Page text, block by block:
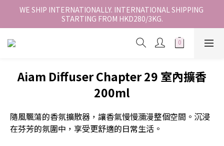
香港地區全店免運。免運費適用於香港順豐站、營業點或智能櫃取
件。
WE SHIP INTERNATIONALLY. INTERNATIONAL SHIPPING
STARTING FROM HKD280/3KG.
香港地區全店免運。免運費適用於香港順豐站、營業點或智能櫃取
Aiam Diffuser Chapter 29 室內擴香
200ml
隨風飄蕩的香氛擴散器，讓香氣慢慢瀰漫整個空間。沉浸
在芬芳的氛圍中，享受更舒適的日常生活。